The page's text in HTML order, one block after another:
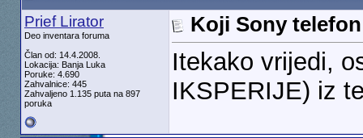
Prief Lirator
Deo inventara foruma
Član od: 14.4.2008.
Lokacija: Banja Luka
Poruke: 4.690
Zahvalnice: 445
Zahvaljeno 1.135 puta na 897
poruka
Koji Sony
Itekako vrijedi,
IKSPERIJE) iz